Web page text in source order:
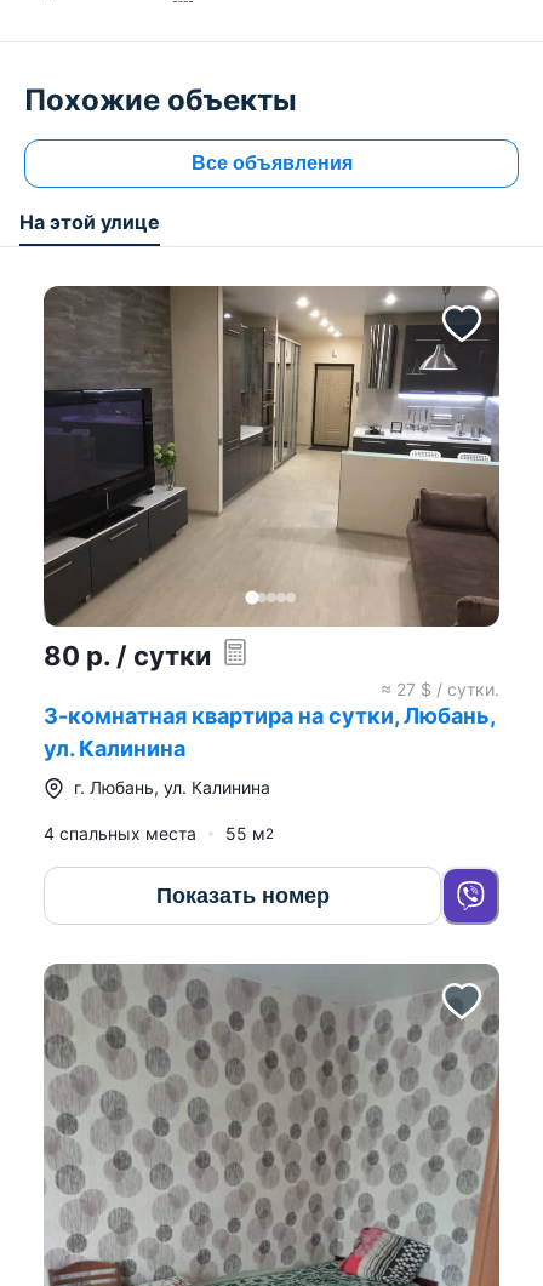
Похожие объекты
Все объявления
На этой улице
80 р. / сутки
≈ 27 $ / сутки.
3-комнатная квартира на сутки, Любань,
ул. Калинина
г. Любань, ул. Калинина
4 спальных места 55 м2
Показать номер